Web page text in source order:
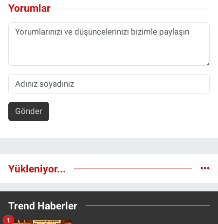
Yorumlar
Gönder
Yükleniyor...
Trend Haberler
1